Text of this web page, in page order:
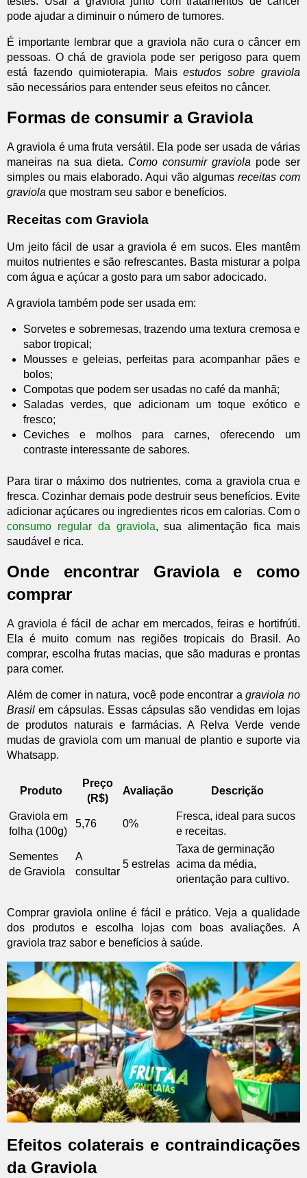
pode ajudar a diminuir o número de tumores.
É importante lembrar que a graviola não cura o câncer em
pessoas. O chá de graviola pode ser perigoso para quem
está fazendo quimioterapia. Maisestudos sobre graviola
são necessários para entender seus efeitos no câncer.
Formas de consumir a Graviola
A graviola é uma fruta versátil. Ela pode ser usada de várias
maneiras na sua dieta. Como consumir graviola pode ser
simples ou mais elaborado. Aqui vão algumas receitas com
graviola que mostram seu sabor e benefícios.
Receitas com Graviola
Um jeito fácil de usar a graviola é em sucos. Eles mantêm
muitos nutrientes e são refrescantes. Basta misturar a polpa
com água e açúcar a gosto para um sabor adocicado.
A graviola também pode ser usada em:
Sorvetes e sobremesas, trazendo uma textura cremosa e
sabor tropical;
Mousses e geleias, perfeitas para acompanhar pães e
bolos;
Compotas que podem ser usadas no café da manhã;
Saladas verdes, que adicionam um toque exótico e
fresco;
Ceviches e molhos para carnes, oferecendo um
contraste interessante de sabores.
Para tirar o máximo dos nutrientes, coma a graviola crua e
fresca. Cozinhar demais pode destruir seus benefícios. Evite
adicionar açúcares ou ingredientes ricos em calorias. Com o
consumo regular da graviola, sua alimentação fica mais
saudável e rica.
Onde encontrar Graviola e como
comprar
A graviola é fácil de achar em mercados, feiras e hortifrúti.
Ela é muito comum nas regiões tropicais do Brasil. Ao
comprar, escolha frutas macias, que são maduras e prontas
para comer.
Além de comer in natura, você pode encontrar agraviola no
Brasil em cápsulas. Essas cápsulas são vendidas em lojas
de produtos naturais e farmácias. A Relva Verde vende
mudas de graviola com um manual de plantio e suporte via
Whatsapp.
Produto
Preço
(R$)
Avaliação Descrição
Graviola em
folha (100g)
5,76 0%
Fresca, ideal para sucos
e receitas.
Sementes
de Graviola
A
consultar
5 estrelas
Taxa de germinação
acima da média,
orientação para cultivo.
Comprar graviola online é fácil e prático. Veja a qualidade
dos produtos e escolha lojas com boas avaliações. A
graviola traz sabor e benefícios à saúde.
Efeitos colaterais e contraindicações
da Graviola